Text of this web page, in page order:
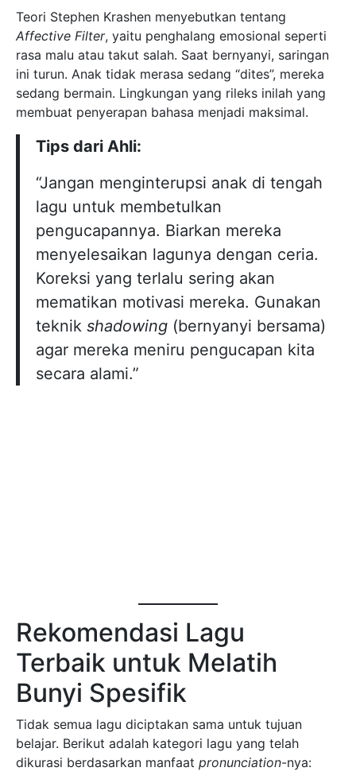
Teori Stephen Krashen menyebutkan tentang
Affective Filter, yaitu penghalang emosional seperti
rasa malu atau takut salah. Saat bernyanyi, saringan
ini turun. Anak tidak merasa sedang “dites”, mereka
sedang bermain. Lingkungan yang rileks inilah yang
membuat penyerapan bahasa menjadi maksimal.
Tips dari Ahli:
“Jangan menginterupsi anak di tengah
lagu untuk membetulkan
pengucapannya. Biarkan mereka
menyelesaikan lagunya dengan ceria.
Koreksi yang terlalu sering akan
mematikan motivasi mereka. Gunakan
teknik shadowing (bernyanyi bersama)
agar mereka meniru pengucapan kita
secara alami.”
Rekomendasi Lagu
Terbaik untuk Melatih
Bunyi Spesifik
Tidak semua lagu diciptakan sama untuk tujuan
belajar. Berikut adalah kategori lagu yang telah
dikurasi berdasarkan manfaat pronunciation-nya: